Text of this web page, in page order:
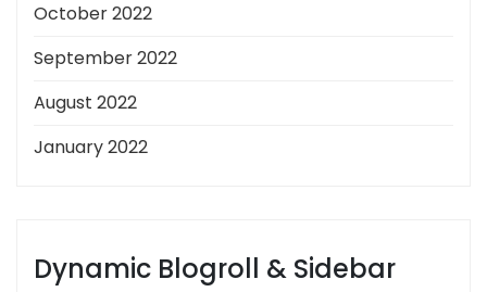
October 2022
September 2022
August 2022
January 2022
Dynamic Blogroll & Sidebar